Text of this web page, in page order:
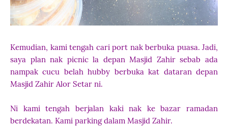
Kemudian, kami tengah cari port nak berbuka puasa. Jadi,
saya plan nak picnic la depan Masjid Zahir sebab ada
nampak cucu belah hubby berbuka kat dataran depan
Masjid Zahir Alor Setar ni.
Ni kami tengah berjalan kaki nak ke bazar ramadan
berdekatan. Kami parking dalam Masjid Zahir.